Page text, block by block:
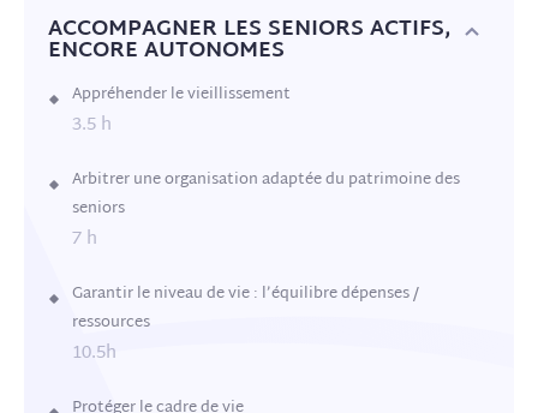
ACCOMPAGNER LES SENIORS ACTIFS,
ENCORE AUTONOMES
Appréhender le vieillissement
3.5 h
Arbitrer une organisation adaptée du patrimoine des
seniors
7 h
Garantir le niveau de vie : l’équilibre dépenses /
ressources
10.5h